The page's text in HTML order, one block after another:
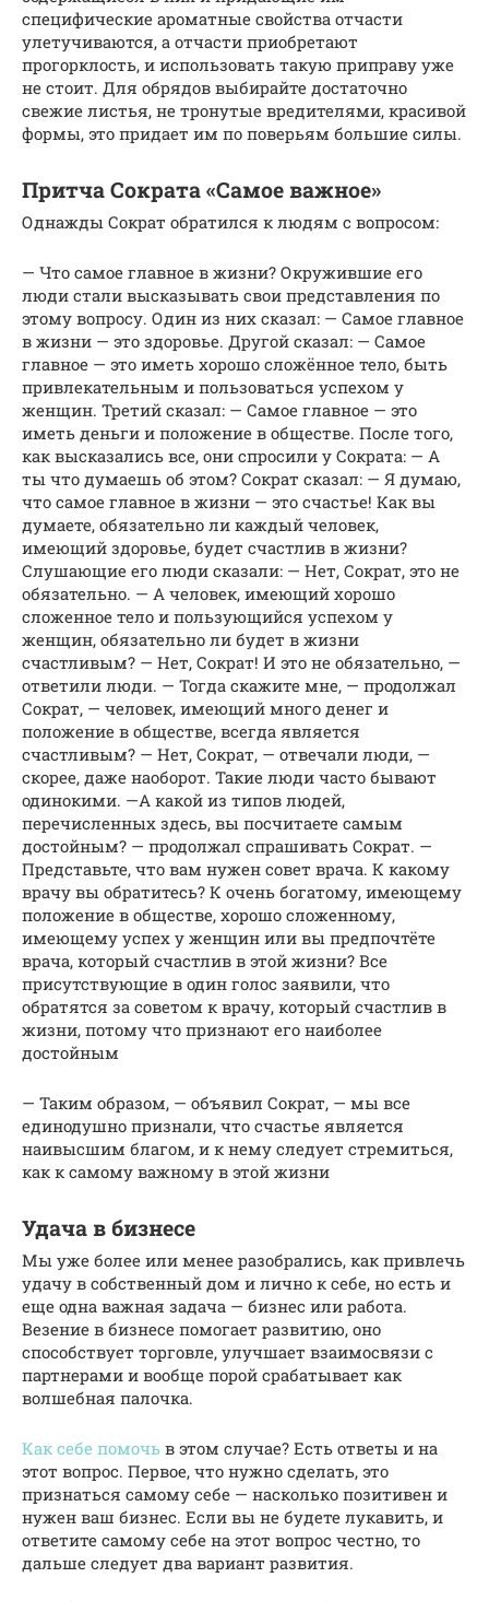
специфические ароматные свойства отчасти
улетучиваются, а отчасти приобретают
прогорклость, и использовать такую приправу уже
не стоит. Для обрядов выбирайте достаточно
свежие листья, не тронутые вредителями, красивой
формы, это придает им по поверьям большие силы.
Притча Сократа «Самое важное»
Однажды Сократ обратился к людям с вопросом:
— Что самое главное в жизни? Окружившие его
люди стали высказывать свои представления по
этому вопросу. Один из них сказал: — Самое главное
в жизни — это здоровье. Другой сказал: — Самое
главное — это иметь хорошо сложённое тело, быть
привлекательным и пользоваться успехом у
женщин. Третий сказал: — Самое главное — это
иметь деньги и положение в обществе. После того,
как высказались все, они спросили у Сократа: — А
ты что думаешь об этом? Сократ сказал: — Я думаю,
что самое главное в жизни — это счастье! Как вы
думаете, обязательно ли каждый человек,
имеющий здоровье, будет счастлив в жизни?
Слушающие его люди сказали: — Нет, Сократ, это не
обязательно. — А человек, имеющий хорошо
сложенное тело и пользующийся успехом у
женщин, обязательно ли будет в жизни
счастливым? — Нет, Сократ! И это не обязательно, —
ответили люди. — Тогда скажите мне, — продолжал
Сократ, — человек, имеющий много денег и
положение в обществе, всегда является
счастливым? — Нет, Сократ, — отвечали люди, —
скорее, даже наоборот. Такие люди часто бывают
одинокими. —А какой из типов людей,
перечисленных здесь, вы посчитаете самым
достойным? — продолжал спрашивать Сократ. —
Представьте, что вам нужен совет врача. К какому
врачу вы обратитесь? К очень богатому, имеющему
положение в обществе, хорошо сложенному,
имеющему успех у женщин или вы предпочтёте
врача, который счастлив в этой жизни? Все
присутствующие в один голос заявили, что
обратятся за советом к врачу, который счастлив в
жизни, потому что признают его наиболее
достойным
— Таким образом, — объявил Сократ, — мы все
единодушно признали, что счастье является
наивысшим благом, и к нему следует стремиться,
как к самому важному в этой жизни
Удача в бизнесе
Мы уже более или менее разобрались, как привлечь
удачу в собственный дом и лично к себе, но есть и
еще одна важная задача — бизнес или работа.
Везение в бизнесе помогает развитию, оно
способствует торговле, улучшает взаимосвязи с
партнерами и вообще порой срабатывает как
волшебная палочка.
Как себе помочь в этом случае? Есть ответы и на
этот вопрос. Первое, что нужно сделать, это
признаться самому себе — насколько позитивен и
нужен ваш бизнес. Если вы не будете лукавить, и
ответите самому себе на этот вопрос честно, то
дальше следует два вариант развития.